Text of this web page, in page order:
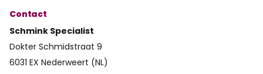
Contact
Schmink Specialist
Dokter Schmidstraat 9
6031 EX Nederweert (NL)